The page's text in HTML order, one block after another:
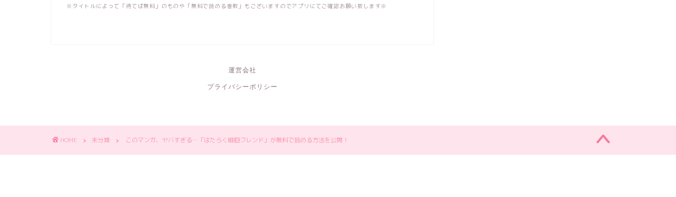
※タイトルによって「待てば無料」のものや「無料で読める巻数」もございますのでアプリにてご確認お願い致します※
運営会社
プライバシーポリシー
HOME 未分類 このマンガ、ヤバすぎる…「はたらく細胞フレンド」が無料で読める方法を公開！